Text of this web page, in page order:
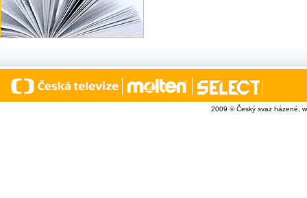
2009 © Český svaz házené,